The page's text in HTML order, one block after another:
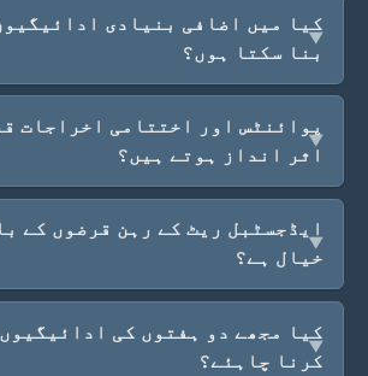
کیا میں اضافی بنیادی
بنا سکتا ہوں؟
پوائنٹس اور اختتامی اخراجات
اثر انداز ہوتے ہیں؟
ایڈجسٹبل ریٹ کے رہن قرضوں کے
خیال ہے؟
کیا مجھے دو ہفتوں کی
کرنا چاہئے؟